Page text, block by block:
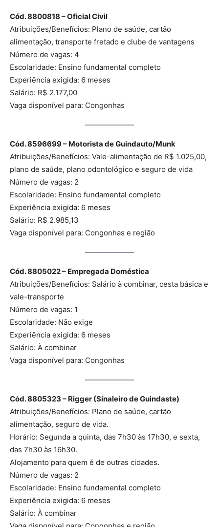
Cód. 8800818 – Oficial Civil
Atribuições/Benefícios: Plano de saúde, cartão
alimentação, transporte fretado e clube de vantagens
Número de vagas: 4
Escolaridade: Ensino fundamental completo
Experiência exigida: 6 meses
Salário: R$ 2.177,00
Vaga disponível para: Congonhas
Cód. 8596699 – Motorista de Guindauto/Munk
Atribuições/Benefícios: Vale-alimentação de R$ 1.025,00,
plano de saúde, plano odontológico e seguro de vida
Número de vagas: 2
Escolaridade: Ensino fundamental completo
Experiência exigida: 6 meses
Salário: R$ 2.985,13
Vaga disponível para: Congonhas e região
Cód. 8805022 – Empregada Doméstica
Atribuições/Benefícios: Salário à combinar, cesta básica e
vale-transporte
Número de vagas: 1
Escolaridade: Não exige
Experiência exigida: 6 meses
Salário: À combinar
Vaga disponível para: Congonhas
Cód. 8805323 – Rigger (Sinaleiro de Guindaste)
Atribuições/Benefícios: Plano de saúde, cartão
alimentação, seguro de vida.
Horário: Segunda a quinta, das 7h30 às 17h30, e sexta,
das 7h30 às 16h30.
Alojamento para quem é de outras cidades.
Número de vagas: 2
Escolaridade: Ensino fundamental completo
Experiência exigida: 6 meses
Salário: À combinar